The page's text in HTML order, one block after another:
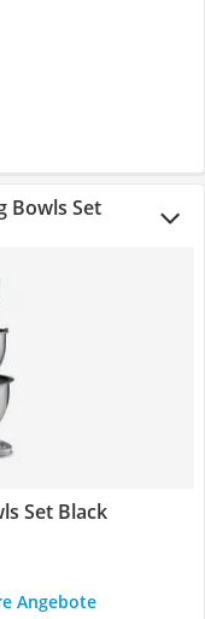
Bowls Set
Set Black
Angebote